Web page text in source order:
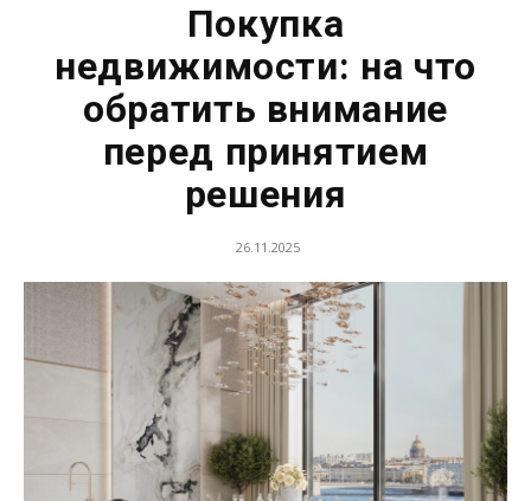
Покупка
недвижимости: на что
обратить внимание
перед принятием
решения
26.11.2025